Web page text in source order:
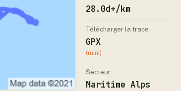
28.0d+/km
Télécharger la trace :
GPX
(mini)
Secteur :
Maritime Alps